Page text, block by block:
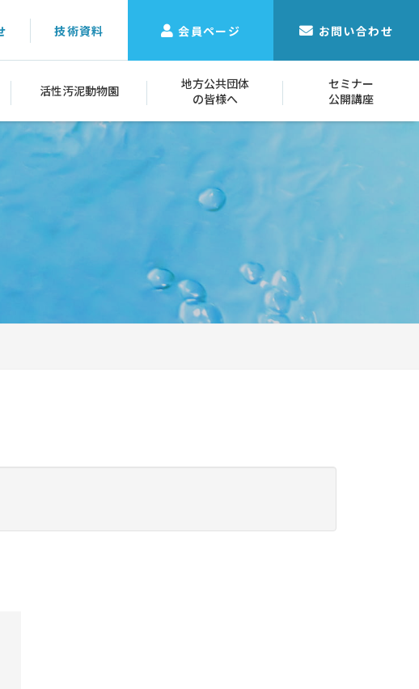
技術資料 会員ページ お問い合わせ
活性汚泥動物園
地方公共団体
の皆様へ
セミナー
公開講座